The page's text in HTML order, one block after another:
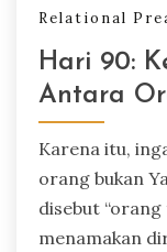
Relational
Hari 90:
Antara
Karena itu,
orang bukan
disebut
menamakan